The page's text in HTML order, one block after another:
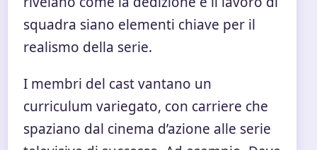
squadra siano elementi chiave per il
realismo della serie.
I membri del cast vantano un
curriculum variegato, con carriere che
spaziano dal cinema d’azione alle serie